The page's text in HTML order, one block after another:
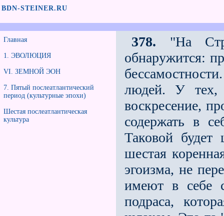
BDN-STEINER.RU
Главная
1. ЭВОЛЮЦИЯ
VI. ЗЕМНОЙ ЭОН
7. Пятый послеатлантический
период (культурные эпохи)
Шестая послеатлантическая
культура
378. "На
обнаружится:
людей. У тех,
воскресение,
содержать в
Таковой будет
шестая
эгоизма, не
имеют в себе
подраса,